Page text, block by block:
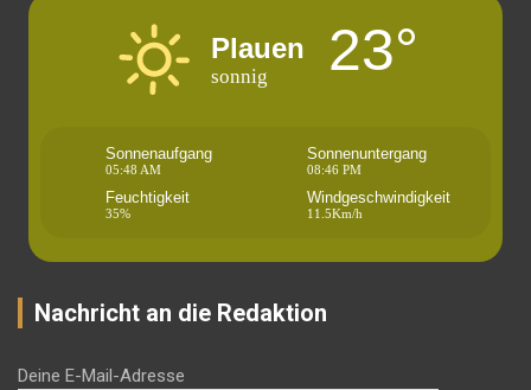
Plauen
sonnig 23°
Sonnenaufgang
05:48 AM
Sonnenuntergang
08:46 PM
Feuchtigkeit
35%
Windgeschwindigkeit
11.5Km/h
Nachricht an die Redaktion
Deine E-Mail-Adresse